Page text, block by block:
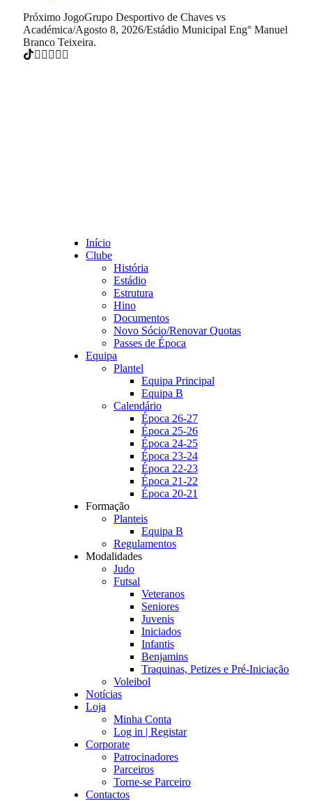
Próximo JogoGrupo Desportivo de Chaves vs
Académica/Agosto 8, 2026/Estádio Municipal Eng° Manuel
Branco Teixeira.
Início
Clube
História
Estádio
Estrutura
Hino
Documentos
Novo Sócio/Renovar Quotas
Passes de Época
Equipa
Plantel
Equipa Principal
Equipa B
Calendário
Época 26-27
Época 25-26
Época 24-25
Época 23-24
Época 22-23
Época 21-22
Época 20-21
Formação
Planteis
Equipa B
Regulamentos
Modalidades
Judo
Futsal
Veteranos
Seniores
Juvenis
Iniciados
Infantis
Benjamins
Traquinas, Petizes e Pré-Iniciação
Voleibol
Notícias
Loja
Minha Conta
Log in | Registar
Corporate
Patrocinadores
Parceiros
Torne-se Parceiro
Contactos